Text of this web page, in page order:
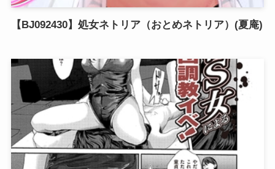
【BJ092430】処女ネトリア（おとめネトリア）(夏庵)